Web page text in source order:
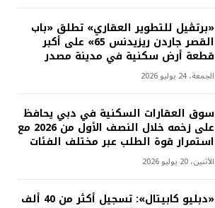
«برتڤيل للتطوير العقاري» تطلق «باب
القصر جاردن ريزيدنس 65» على أكبر
قطعة أرض سكنية في مدينة مصدر
الجمعة، 24 يوليو 2026
سوق العقارات السكنية في دبي يحافظ
على زخمه خلال النصف الأول من 2026 مع
استمرار قوة الطلب عبر مختلف الفئات
الأثنين، 20 يوليو 2026
«دبليو كابيتال»: تسجيل أكثر من 40 ألف